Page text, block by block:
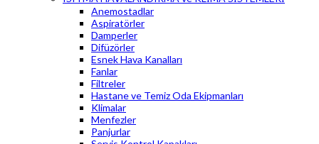
Anemostadlar
Aspiratörler
Damperler
Difüzörler
Esnek Hava Kanalları
Fanlar
Filtreler
Hastane ve Temiz Oda Ekipmanları
Klimalar
Menfezler
Panjurlar